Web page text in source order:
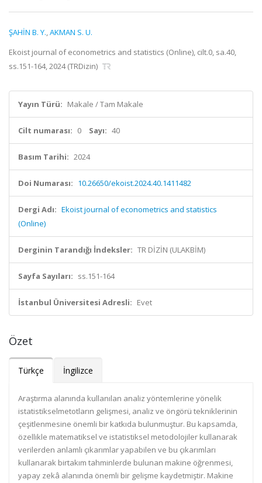
ŞAHİN B. Y.,AKMAN S. U.
Ekoist journal of econometrics and statistics (Online), cilt.0, sa.40,
ss.151-164, 2024 (TRDizin)
Yayın Türü: Makale / Tam Makale
Cilt numarası: 0 Sayı: 40
Basım Tarihi: 2024
Doi Numarası: 10.26650/ekoist.2024.40.1411482
Dergi Adı: Ekoist journal of econometrics and statistics
(Online)
Derginin Tarandığı İndeksler: TR DİZİN (ULAKBİM)
Sayfa Sayıları: ss.151-164
İstanbul Üniversitesi Adresli: Evet
Özet
Türkçe İngilizce
Araştırma alanında kullanılan analiz yöntemlerine yönelik
istatistikselmetotların gelişmesi, analiz ve öngörü tekniklerinin
çeşitlenmesine önemli bir katkıda bulunmuştur. Bu kapsamda,
özellikle matematiksel ve istatistiksel metodolojiler kullanarak
verilerden anlamlı çıkarımlar yapabilen ve bu çıkarımları
kullanarak birtakım tahminlerde bulunan makine öğrenmesi,
yapay zekâ alanında önemli bir gelişme kaydetmiştir. Makine